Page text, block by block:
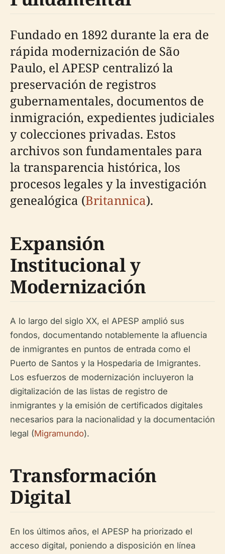
Fundado en 1892 durante la era de
rápida modernización de São
Paulo, el APESP centralizó la
preservación de registros
gubernamentales, documentos de
inmigración, expedientes judiciales
y colecciones privadas. Estos
archivos son fundamentales para
la transparencia histórica, los
procesos legales y la investigación
genealógica (Britannica).
Expansión
Institucional y
Modernización
A lo largo del siglo XX, el APESP amplió sus
fondos, documentando notablemente la afluencia
de inmigrantes en puntos de entrada como el
Puerto de Santos y la Hospedaria de Imigrantes.
Los esfuerzos de modernización incluyeron la
digitalización de las listas de registro de
inmigrantes y la emisión de certificados digitales
necesarios para la nacionalidad y la documentación
legal (Migramundo).
Transformación
Digital
En los últimos años, el APESP ha priorizado el
acceso digital, poniendo a disposición en línea